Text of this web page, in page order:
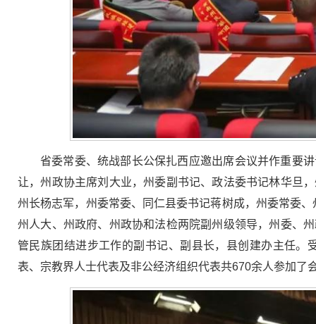
省委常委、统战部长公保扎西应邀出席会议并作重要
让，州政协主席刘大业，州委副书记、政法委书记林华旦
州长杨志军，州委常委、同仁县委书记蒋树成，州委常委
州人大、州政府、州政协和法检两院副州级领导，州委、
管民族团结进步工作的副书记、副县长，县创建办主任
表、宗教界人士代表及非公经济组织代表共670余人参加了